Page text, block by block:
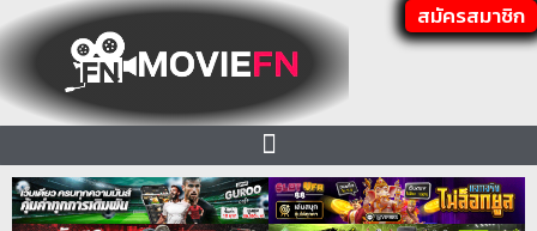
สมัครสมาชิก